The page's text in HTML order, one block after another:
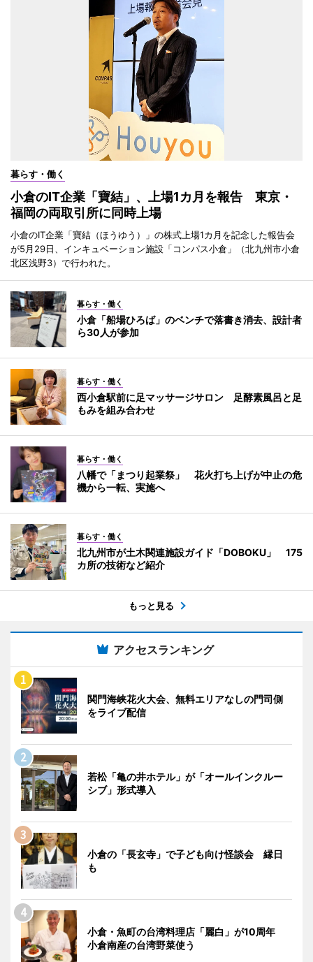
暮らす・働く
小倉のIT企業「寶結」、上場1カ月を報告 東京・
福岡の両取引所に同時上場
小倉のIT企業「寶結（ほうゆう）」の株式上場1カ月を記念した報告会
が5月29日、インキュベーション施設「コンパス小倉」（北九州市小倉
北区浅野3）で行われた。
暮らす・働く
小倉「船場ひろば」のベンチで落書き消去、設計者
ら30人が参加
暮らす・働く
西小倉駅前に足マッサージサロン 足酵素風呂と足
もみを組み合わせ
暮らす・働く
八幡で「まつり起業祭」 花火打ち上げが中止の危
機から一転、実施へ
暮らす・働く
北九州市が土木関連施設ガイド「DOBOKU」 175
カ所の技術など紹介
もっと見る
アクセスランキング
関門海峡花火大会、無料エリアなしの門司側
をライブ配信
若松「亀の井ホテル」が「オールインクルー
シブ」形式導入
小倉の「長玄寺」で子ども向け怪談会 縁日
も
小倉・魚町の台湾料理店「麗白」が10周年
小倉南産の台湾野菜使う